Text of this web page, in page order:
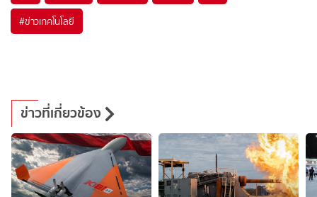
#ข่าวเทคโนโลยี
ข่าวที่เกี่ยวข้อง